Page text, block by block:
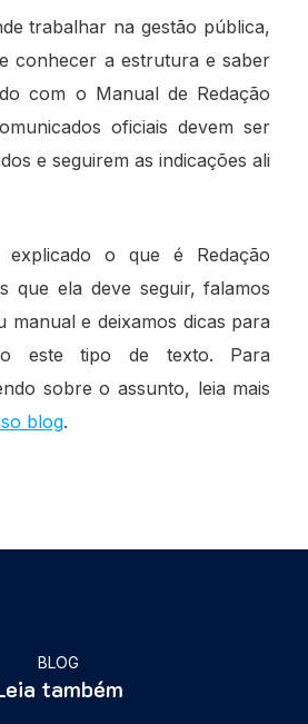
trabalhar na gestão pública,
conhecer a estrutura e saber
com o Manual de Redação
oficiais devem ser
e seguirem as indicações ali
o que é Redação
que ela deve seguir, falamos
manual e deixamos dicas para
este tipo de texto. Para
sobre o assunto, leia mais
blog.
BLOG
também